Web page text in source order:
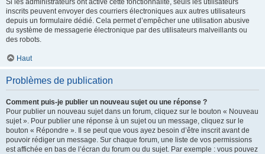
Si les administrateurs ont activé cette fonctionnalité, seuls les utilisateurs
inscrits peuvent envoyer des courriers électroniques aux autres utilisateurs
depuis un formulaire dédié. Cela permet d’empêcher une utilisation abusive
du système de messagerie électronique par des utilisateurs malveillants ou
des robots.
Haut
Problèmes de publication
Comment puis-je publier un nouveau sujet ou une réponse ?
Pour publier un nouveau sujet dans un forum, cliquez sur le bouton « Nouveau
sujet ». Pour publier une réponse à un sujet ou un message, cliquez sur le
bouton « Répondre ». Il se peut que vous ayez besoin d’être inscrit avant de
pouvoir rédiger un message. Sur chaque forum, une liste de vos permissions
est affichée en bas de l’écran du forum ou du sujet. Par exemple : vous pouvez